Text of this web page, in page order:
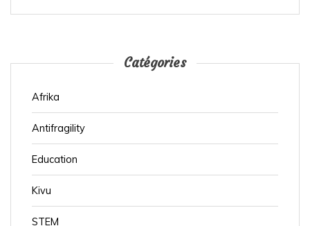
Catégories
Afrika
Antifragility
Education
Kivu
STEM